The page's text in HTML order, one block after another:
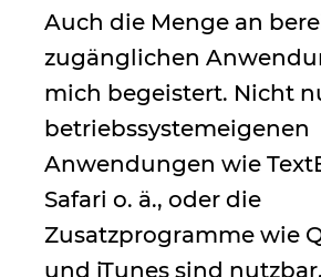
Auch die Menge an
zugänglichen
mich begeistert. Nicht
betriebssystemeigenen
Anwendungen wie
Safari o. ä., oder die
Zusatzprogramme wie
und iTunes sind